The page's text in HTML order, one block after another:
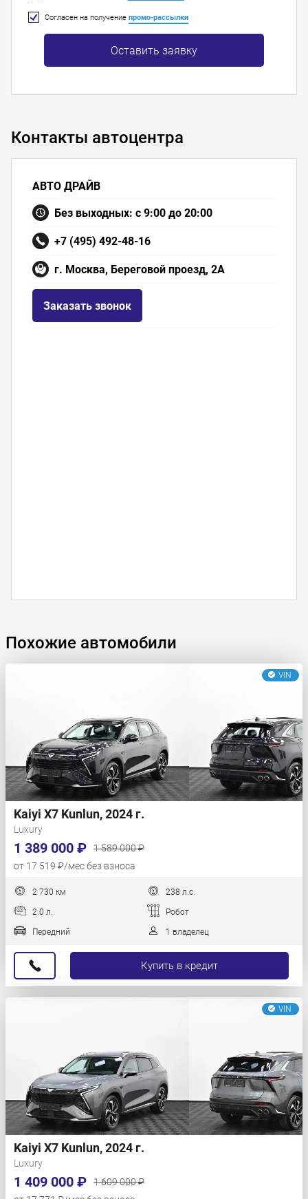
Согласен на получение промо-рассылки
Оставить заявку
Контакты автоцентра
АВТО ДРАЙВ
Без выходных: с 9:00 до 20:00
+7 (495) 492-48-16
г. Москва, Береговой проезд, 2А
Заказать звонок
Похожие автомобили
VIN
Kaiyi X7 Kunlun, 2024 г.
Luxury
1 389 000 ₽
1 589 000 ₽
от 17 519 ₽/мес без взноса
2 730 км 238 л.с.
2.0 л. Робот
Передний 1 владелец
Купить в кредит
VIN
Kaiyi X7 Kunlun, 2024 г.
Luxury
1 409 000 ₽
1 609 000 ₽